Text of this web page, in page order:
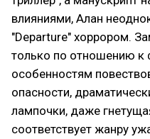
влияниями, Алан
"Departure" хоррором.
только по отношению к
особенностям
опасности,
лампочки, даже
соответствует жанру